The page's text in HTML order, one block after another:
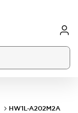
HW1L-A202M2A